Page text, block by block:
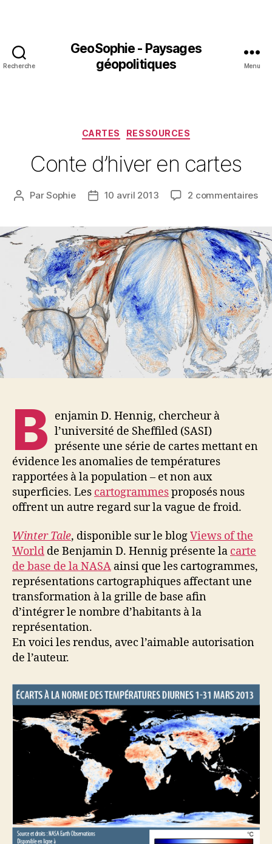
Recherche
GeoSophie - Paysages
géopolitiques
Menu
Catégories
CARTES RESSOURCES
Conte d’hiver en cartes
Auteur
ParSophie
Date10 avril 2013 2 commentairessur
en
B enjamin D. Hennig, chercheur à
l’université de Sheffiled (SASI)
présente une série de cartes mettant en
évidence les anomalies de températures
rapportées à la population – et non aux
superficies. Les cartogrammesproposés nous
offrent un autre regard sur la vague de froid.
Winter Tale, disponible sur le blogViews of the
World de Benjamin D. Hennig présente la carte
de base de la NASA ainsi que les cartogrammes,
représentations cartographiques affectant une
transformation à la grille de base afin
d’intégrer le nombre d’habitants à la
représentation.
En voici les rendus, avec l’aimable autorisation
de l’auteur.